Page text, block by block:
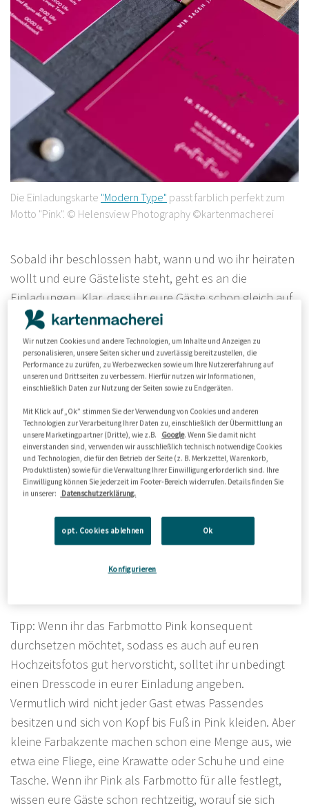
Die Einladungskarte "Modern Type" passt farblich perfekt zum
Motto "Pink". © Helensview Photography ©kartenmacherei
Sobald ihr beschlossen habt, wann und wo ihr heiraten
wollt und eure Gästeliste steht, geht es an die
Einladungen. Klar, dass ihr eure Gäste schon gleich auf
euer farbenfrohes Hochzeitsmotto "Pink" einstimmen
wollt! Also wählt ihr eure Hochzeitseinladungen einfach
gleich passend dazu. Mit stilvollenHochzeitskarten
könnt ihr eure Gäste schon im Vorfeld auf eure
farbenfrohe Feier einstimmen. Liebevoll gestaltete
Hochzeitseinladungensetzen den Ton für eure
Veranstaltung und liefern alle wichtigen Informationen.
Mit rechtzeitig verschicktenSave-the-Date-Kartenstellt
ihr sicher, dass eure Gäste den Termin fest einplanen
können. Nach der Feier könnt ihr eure Dankbarkeit mit
wunderbaren Erinnerungen an euren großen Tag noch
einmal aufleben lassen. Denkt auch an die restliche
Hochzeitspapeterie, wieMenükarten
Tipp: Wenn ihr das Farbmotto Pink konsequent
durchsetzen möchtet, sodass es auch auf euren
Hochzeitsfotos gut hervorsticht, solltet ihr unbedingt
einen Dresscode in eurer Einladung angeben.
Vermutlich wird nicht jeder Gast etwas Passendes
besitzen und sich von Kopf bis Fuß in Pink kleiden. Aber
kleine Farbakzente machen schon eine Menge aus, wie
etwa eine Fliege, eine Krawatte oder Schuhe und eine
Tasche. Wenn ihr Pink als Farbmotto für alle festlegt,
wissen eure Gäste schon rechtzeitig, worauf sie sich
Wir nutzen Cookies und andere Technologien, um Inhalte und Anzeigen zu
personalisieren, unsere Seiten sicher und zuverlässig bereitzustellen, die
Performance zu zurüfen, zu Werbezwecken sowie um Ihre Nutzererfahrung auf
unseren und Drittseiten zu verbessern. Hierfür nutzen wir Informationen,
einschließlich Daten zur Nutzung der Seiten sowie zu Endgeräten.
Mit Klick auf „Ok” stimmen Sie der Verwendung von Cookies und anderen
Technologien zur Verarbeitung Ihrer Daten zu, einschließlich der Übermittlung an
unsere Marketingpartner (Dritte), wie z.B.
Google. Wenn Sie damit nicht
einverstanden sind, verwenden wir ausschließlich technisch notwendige Cookies
und Technologien, die für den Betrieb der Seite (z. B. Merkzettel, Warenkorb,
Produktlisten) sowie für die Verwaltung Ihrer Einwilligung erforderlich sind. Ihre
Einwilligung können Sie jederzeit im Footer-Bereich widerrufen. Details finden Sie
in unserer:
Datenschutzerklärung.
opt. Cookies ablehnen Ok
Konfigurieren